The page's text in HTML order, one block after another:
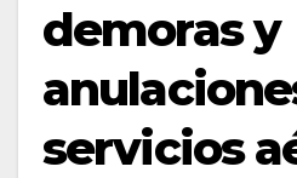
demoras y
servicios